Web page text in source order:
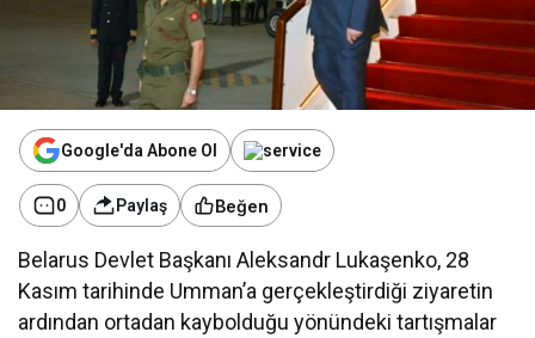
Google'da Abone Ol
0 Paylaş Beğen
Belarus Devlet Başkanı Aleksandr Lukaşenko, 28
Kasım tarihinde Umman’a gerçekleştirdiği ziyaretin
ardından ortadan kaybolduğu yönündeki tartışmalar